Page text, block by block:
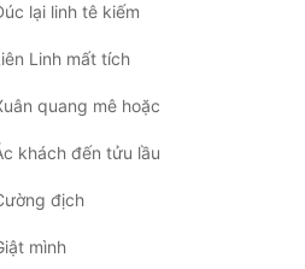
lại linh tê kiếm
Linh mất tích
quang mê hoặc
khách đến tửu lầu
địch
mình